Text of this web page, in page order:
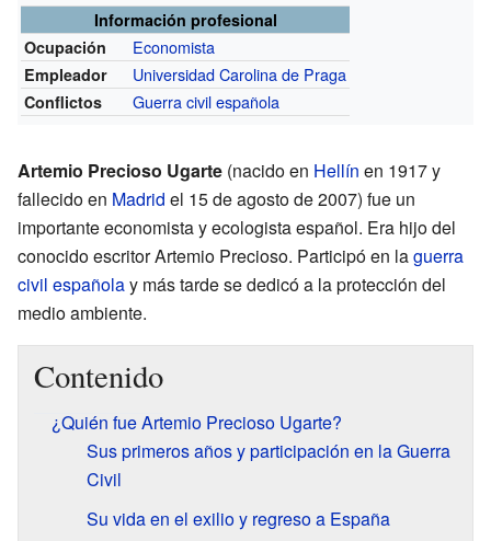
Información profesional
Ocupación
Economista
Empleador Universidad Carolina de Praga
Conflictos Guerra civil española
Artemio Precioso Ugarte (nacido en Hellín en 1917 y
fallecido en Madrid el 15 de agosto de 2007) fue un
importante economista y ecologista español. Era hijo del
conocido escritor Artemio Precioso. Participó en laguerra
civil españolay más tarde se dedicó a la protección del
medio ambiente.
Contenido
¿Quién fue Artemio Precioso Ugarte?
Sus primeros años y participación en la Guerra
Civil
Su vida en el exilio y regreso a España